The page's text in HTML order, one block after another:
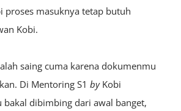
proses masuknya tetap butuh
Kobi.
saing cuma karena dokumenmu
Di Mentoring S1 byKobi
bakal dibimbing dari awal banget,